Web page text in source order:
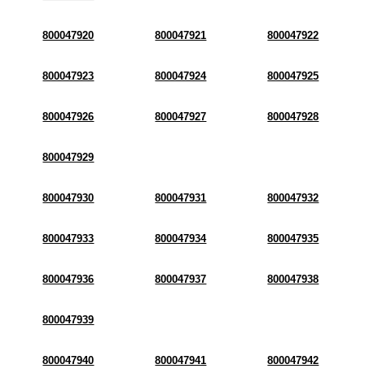
800047920 800047921 800047922
800047923 800047924 800047925
800047926 800047927 800047928
800047929
800047930 800047931 800047932
800047933 800047934 800047935
800047936 800047937 800047938
800047939
800047940 800047941 800047942